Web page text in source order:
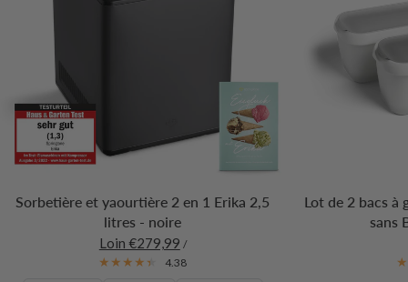
Sorbetière et yaourtière 2 en 1 Erika 2,5
litres - noire
Loin €279,99 /
4.38
Lot de 2 bacs à
sans